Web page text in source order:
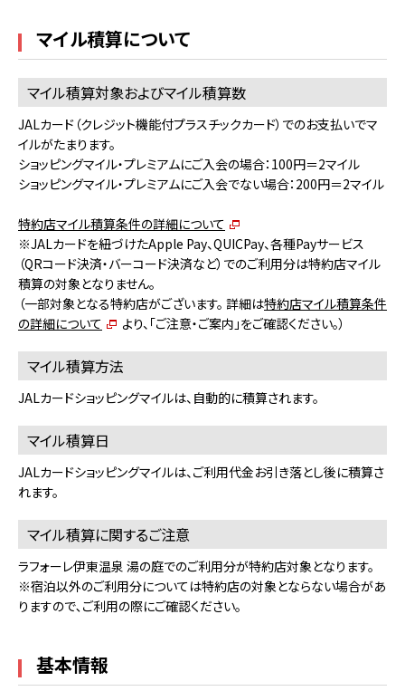
マイル積算について
マイル積算対象およびマイル積算数
JALカード（クレジット機能付プラスチックカード）でのお支払いでマ
イルがたまります。
ショッピングマイル・プレミアムにご入会の場合：100円＝2マイル
ショッピングマイル・プレミアムにご入会でない場合：200円＝2マイル
特約店マイル積算条件の詳細について
※JALカードを紐づけたApple Pay、QUICPay、各種Payサービス
（QRコード決済・バーコード決済など）でのご利用分は特約店マイル
積算の対象となりません。
（一部対象となる特約店がございます。 詳細は特約店マイル積算条件
の詳細について
より、「ご注意・ご案内」をご確認ください。）
マイル積算方法
JALカードショッピングマイルは、自動的に積算されます。
マイル積算日
JALカードショッピングマイルは、ご利用代金お引き落とし後に積算さ
れます。
マイル積算に関するご注意
ラフォーレ伊東温泉 湯の庭でのご利用分が特約店対象となります。
※宿泊以外のご利用分については特約店の対象とならない場合があ
りますので､ご利用の際にご確認ください｡
基本情報